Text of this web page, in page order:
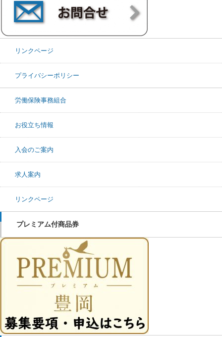
リンクページ
プライバシーポリシー
労働保険事務組合
お役立ち情報
入会のご案内
求人案内
リンクページ
プレミアム付商品券